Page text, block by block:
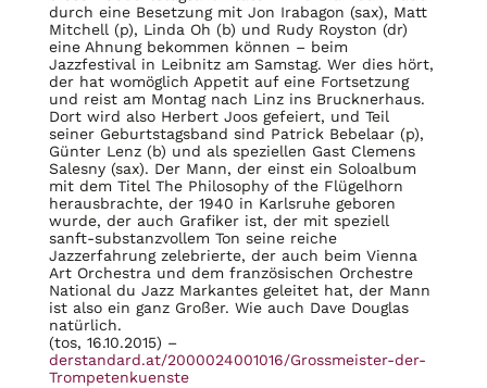
durch eine Besetzung mit Jon Irabagon (sax), Matt
Mitchell (p), Linda Oh (b) und Rudy Royston (dr)
eine Ahnung bekommen können – beim
Jazzfestival in Leibnitz am Samstag. Wer dies hört,
der hat womöglich Appetit auf eine Fortsetzung
und reist am Montag nach Linz ins Brucknerhaus.
Dort wird also Herbert Joos gefeiert, und Teil
seiner Geburtstagsband sind Patrick Bebelaar (p),
Günter Lenz (b) und als speziellen Gast Clemens
Salesny (sax). Der Mann, der einst ein Soloalbum
mit dem Titel The Philosophy of the Flügelhorn
herausbrachte, der 1940 in Karlsruhe geboren
wurde, der auch Grafiker ist, der mit speziell
sanft-substanzvollem Ton seine reiche
Jazzerfahrung zelebrierte, der auch beim Vienna
Art Orchestra und dem französischen Orchestre
National du Jazz Markantes geleitet hat, der Mann
ist also ein ganz Großer. Wie auch Dave Douglas
natürlich.
(tos, 16.10.2015) –
derstandard.at/2000024001016/Grossmeister-der-
Trompetenkuenste